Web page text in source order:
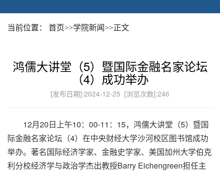
当前位置： 首页>>学院新闻>>正文
鸿儒大讲堂（5）暨国际金融名家论坛
（4）成功举办
[发布日期]:2024-12-25 [浏览次数]:246
12月20日上午10：00-11：15，鸿儒大讲堂（5）暨国
际金融名家论坛（4）在中央财经大学沙河校区图书馆成功
举办。著名国际经济学家、金融史学家、美国加州大学伯克
利分校经济学与政治学杰出教授Barry Eichengreen担任主